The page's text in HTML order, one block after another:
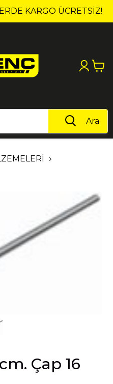
KARGO ÜCRETSİZ!
2
Ara
Çap 16